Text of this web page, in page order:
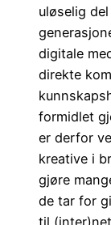
uløselig
digitale
direkte
formidlet
er derfor
kreative i
gjøre
de tar for